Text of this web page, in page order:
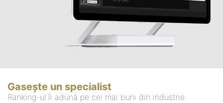
Gasește un specialist
Ranking-ul îi adună pe cei mai buni din industrie